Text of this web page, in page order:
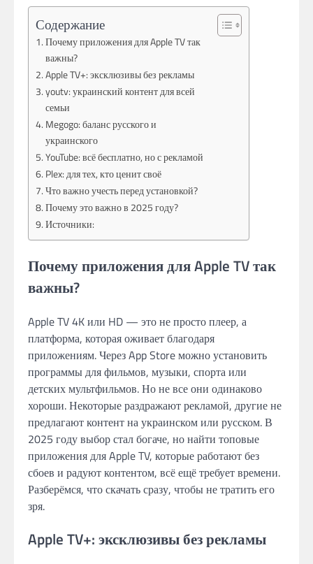
Содержание
Почему приложения для Apple TV так
важны?
Apple TV+: эксклюзивы без рекламы
youtv: украинский контент для всей
семьи
Megogo: баланс русского и
украинского
YouTube: всё бесплатно, но с рекламой
Plex: для тех, кто ценит своё
Что важно учесть перед установкой?
Почему это важно в 2025 году?
Источники:
Почему приложения для Apple TV так
важны?
Apple TV 4K или HD — это не просто плеер, а
платформа, которая оживает благодаря
приложениям. Через App Store можно установить
программы для фильмов, музыки, спорта или
детских мультфильмов. Но не все они одинаково
хороши. Некоторые раздражают рекламой, другие не
предлагают контент на украинском или русском. В
2025 году выбор стал богаче, но найти топовые
приложения для Apple TV, которые работают без
сбоев и радуют контентом, всё ещё требует времени.
Разберёмся, что скачать сразу, чтобы не тратить его
зря.
Apple TV+: эксклюзивы без рекламы